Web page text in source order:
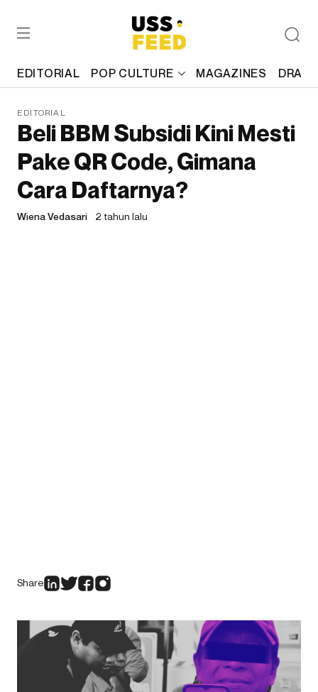
EDITORIAL POP CULTURE MAGAZINES
EDITORIAL
Beli BBM Subsidi Kini Mesti
Pake QR Code, Gimana
Cara Daftarnya?
Wiena Vedasari 2 tahun lalu
Share